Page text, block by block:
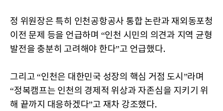
정 위원장은 특히 인천공항공사 통합 논란과 재외동포청
이전 문제 등을 언급하며 “인천 시민의 의견과 지역 균형
발전을 충분히 고려해야 한다”고 언급했다.
그리고 “인천은 대한민국 성장의 핵심 거점 도시”라며
“정복캠프는 인천의 경제적 위상과 자존심을 지키기 위
해 끝까지 대응하겠다”고 재차 강조했다.